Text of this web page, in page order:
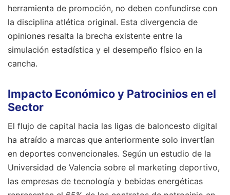
herramienta de promoción, no deben confundirse con
la disciplina atlética original. Esta divergencia de
opiniones resalta la brecha existente entre la
simulación estadística y el desempeño físico en la
cancha.
Impacto Económico y Patrocinios en el
Sector
El flujo de capital hacia las ligas de baloncesto digital
ha atraído a marcas que anteriormente solo invertían
en deportes convencionales. Según un estudio de la
Universidad de Valencia sobre el marketing deportivo,
las empresas de tecnología y bebidas energéticas